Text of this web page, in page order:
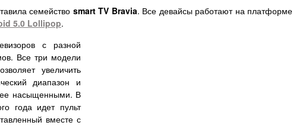
семейство smart TV Bravia. Все девайсы работают на платформе
5.0 Lollipop.
с разной
Все три модели
увеличить
диапазон и
насыщенными. В
года идет пульт
вместе с